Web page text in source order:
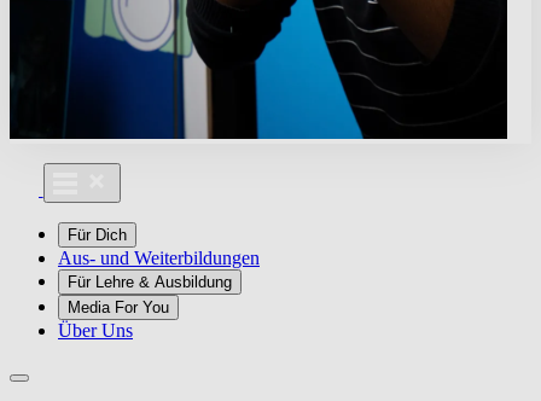
Für Dich
Aus- und Weiterbildungen
Für Lehre & Ausbildung
Media For You
Über Uns